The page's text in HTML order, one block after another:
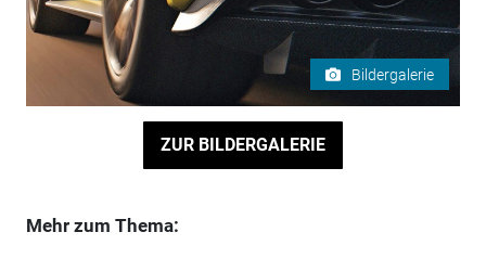
Bildergalerie
ZUR BILDERGALERIE
Mehr zum Thema: